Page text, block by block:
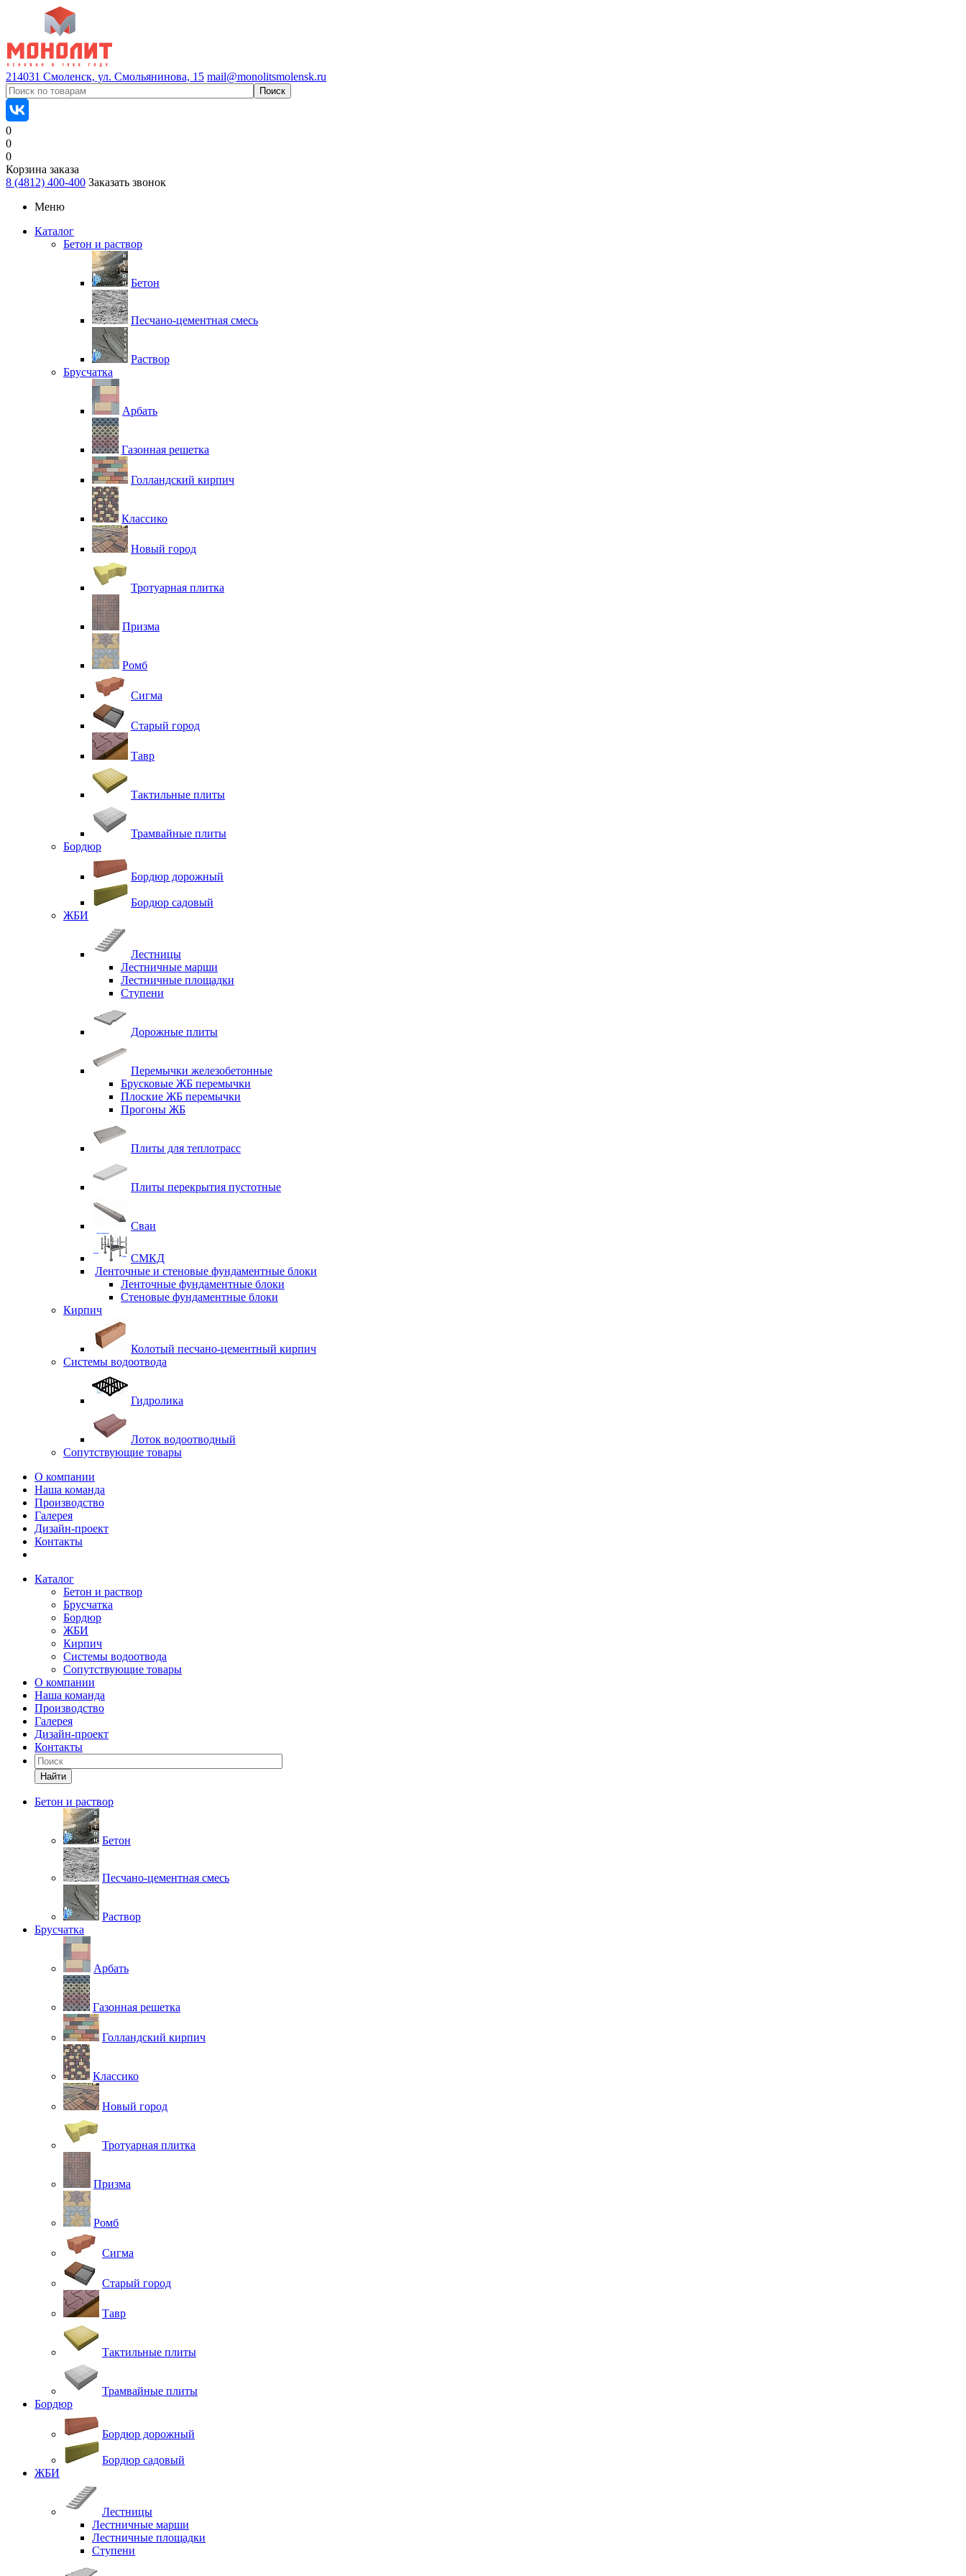
214031 Смоленск, ул. Смольянинова, 15 mail@monolitsmolensk.ru
0
0
0
Корзина заказа
8 (4812) 400-400 Заказать звонок
Меню
Каталог
Бетон и раствор
Бетон
Песчано-цементная смесь
Раствор
Брусчатка
Арбать
Газонная решетка
Голландский кирпич
Классико
Новый город
Тротуарная плитка
Призма
Ромб
Сигма
Старый город
Тавр
Тактильные плиты
Трамвайные плиты
Бордюр
Бордюр дорожный
Бордюр садовый
ЖБИ
Лестницы
Лестничные марши
Лестничные площадки
Ступени
Дорожные плиты
Перемычки железобетонные
Брусковые ЖБ перемычки
Плоские ЖБ перемычки
Прогоны ЖБ
Плиты для теплотрасс
Плиты перекрытия пустотные
Сваи
СМКД
Ленточные и стеновые фундаментные блоки
Ленточные фундаментные блоки
Стеновые фундаментные блоки
Кирпич
Колотый песчано-цементный кирпич
Системы водоотвода
Гидролика
Лоток водоотводный
Сопутствующие товары
О компании
Наша команда
Производство
Галерея
Дизайн-проект
Контакты
Каталог
Бетон и раствор
Брусчатка
Бордюр
ЖБИ
Кирпич
Системы водоотвода
Сопутствующие товары
О компании
Наша команда
Производство
Галерея
Дизайн-проект
Контакты
Найти
Бетон и раствор
Бетон
Песчано-цементная смесь
Раствор
Брусчатка
Арбать
Газонная решетка
Голландский кирпич
Классико
Новый город
Тротуарная плитка
Призма
Ромб
Сигма
Старый город
Тавр
Тактильные плиты
Трамвайные плиты
Бордюр
Бордюр дорожный
Бордюр садовый
ЖБИ
Лестницы
Лестничные марши
Лестничные площадки
Ступени